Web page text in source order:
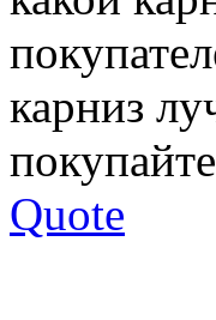
карниз
Quote